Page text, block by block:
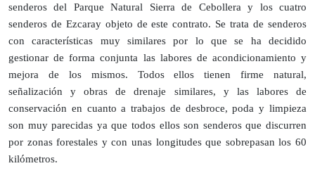
senderos del Parque Natural Sierra de Cebollera y los cuatro
senderos de Ezcaray objeto de este contrato. Se trata de senderos
con características muy similares por lo que se ha decidido
gestionar de forma conjunta las labores de acondicionamiento y
mejora de los mismos. Todos ellos tienen firme natural,
señalización y obras de drenaje similares, y las labores de
conservación en cuanto a trabajos de desbroce, poda y limpieza
son muy parecidas ya que todos ellos son senderos que discurren
por zonas forestales y con unas longitudes que sobrepasan los 60
kilómetros.